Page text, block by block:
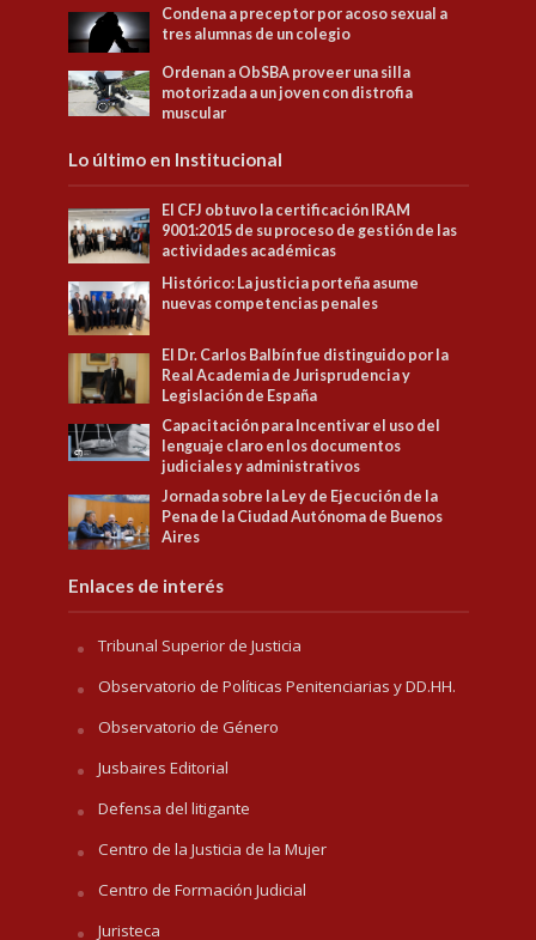
Condena a preceptor por acoso sexual a
tres alumnas de un colegio
Ordenan a ObSBA proveer una silla
motorizada a un joven con distrofia
muscular
Lo último en Institucional
El CFJ obtuvo la certificación IRAM
9001:2015 de su proceso de gestión de las
actividades académicas
Histórico: La justicia porteña asume
nuevas competencias penales
El Dr. Carlos Balbín fue distinguido por la
Real Academia de Jurisprudencia y
Legislación de España
Capacitación para Incentivar el uso del
lenguaje claro en los documentos
judiciales y administrativos
Jornada sobre la Ley de Ejecución de la
Pena de la Ciudad Autónoma de Buenos
Aires
Enlaces de interés
Tribunal Superior de Justicia
Observatorio de Políticas Penitenciarias y DD.HH.
Observatorio de Género
Jusbaires Editorial
Defensa del litigante
Centro de la Justicia de la Mujer
Centro de Formación Judicial
Juristeca